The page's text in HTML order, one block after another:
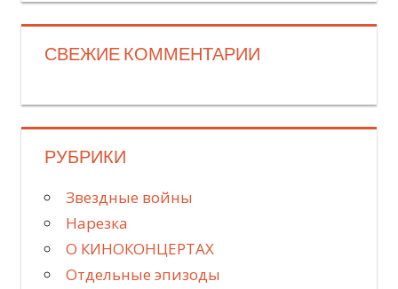
СВЕЖИЕ КОММЕНТАРИИ
РУБРИКИ
Звездные войны
Нарезка
О КИНОКОНЦЕРТАХ
Отдельные эпизоды